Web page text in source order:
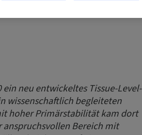
neu entwickeltes Tissue-Level-
wissenschaftlich begleiteten
hoher Primärstabilität kam dort
Bereich mit